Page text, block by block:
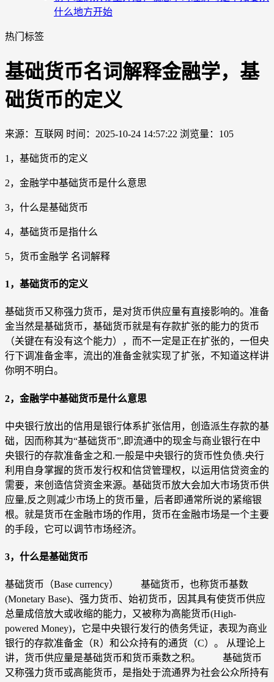
什么地方开始
热门标签
基础货币名词解释金融学，基
础货币的定义
来源：互联网 时间：2025-10-24 14:57:22 浏览量：105
1，基础货币的定义
2，金融学中基础货币是什么意思
3，什么是基础货币
4，基础货币是指什么
5，货币金融学 名词解释
1，基础货币的定义
基础货币又称强力货币，是对货币供应量有直接影响的。准备
金当然是基础货币，基础货币就是有存款扩张的能力的货币
（关键在有没有这个能力），而不一定是正在扩张的，一但央
行下调准备金率，流出的准备金就实现了扩张，不知道这样讲
你明不明白。
2，金融学中基础货币是什么意思
中央银行放出的信用是银行体系扩张信用，创造派生存款的基
础，因而称其为“基础货币”,即流通中的现金与商业银行在中
央银行的存款准备金之和.一般是中央银行的货币性负债.央行
利用自身掌握的货币发行权和信贷管理权，以运用信贷资金的
需要，来创造信贷资金来源。基础货币放大会加大市场货币供
应量,反之则减少市场上的货币量，后者即通常所说的紧缩银
根。就是货币在金融市场的作用，货币在金融市场是一个主要
的手段，它可以调节市场经济。
3，什么是基础货币
基础货币（Base currency） 基础货币，也称货币基数
(Monetary Base)、强力货币、始初货币，因其具有使货币供应
总量成倍放大或收缩的能力，又被称为高能货币(High-
powered Money)，它是中央银行发行的债务凭证，表现为商业
银行的存款准备金（R）和公众持有的通货（C）。 从理论上
讲，货币供应量是基础货币和货币乘数之积。 基础货币
又称强力货币或高能货币，是指处于流通界为社会公众所持有